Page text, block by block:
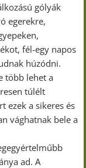
gólyák
egerekre,
fél-egy napos
húzódni.
több lehet a
túlélt
ezek a sikeres és
vághatnak bele a
ad. A